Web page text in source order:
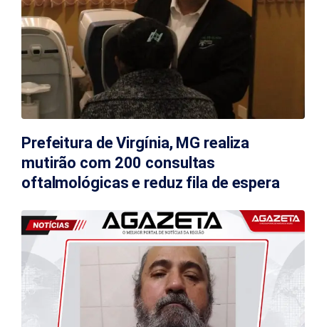
Prefeitura de Virgínia, MG realiza
mutirão com 200 consultas
oftalmológicas e reduz fila de espera